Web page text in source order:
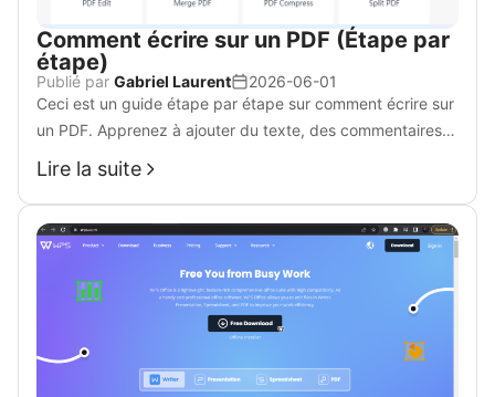
Comment écrire sur un PDF (Étape par
étape)
Publié par Gabriel Laurent
2026-06-01
Ceci est un guide étape par étape sur comment écrire sur
un PDF. Apprenez à ajouter du texte, des commentaires,
des annotations, des signatures et des formulaires à vos
PDFs.
Lire la suite